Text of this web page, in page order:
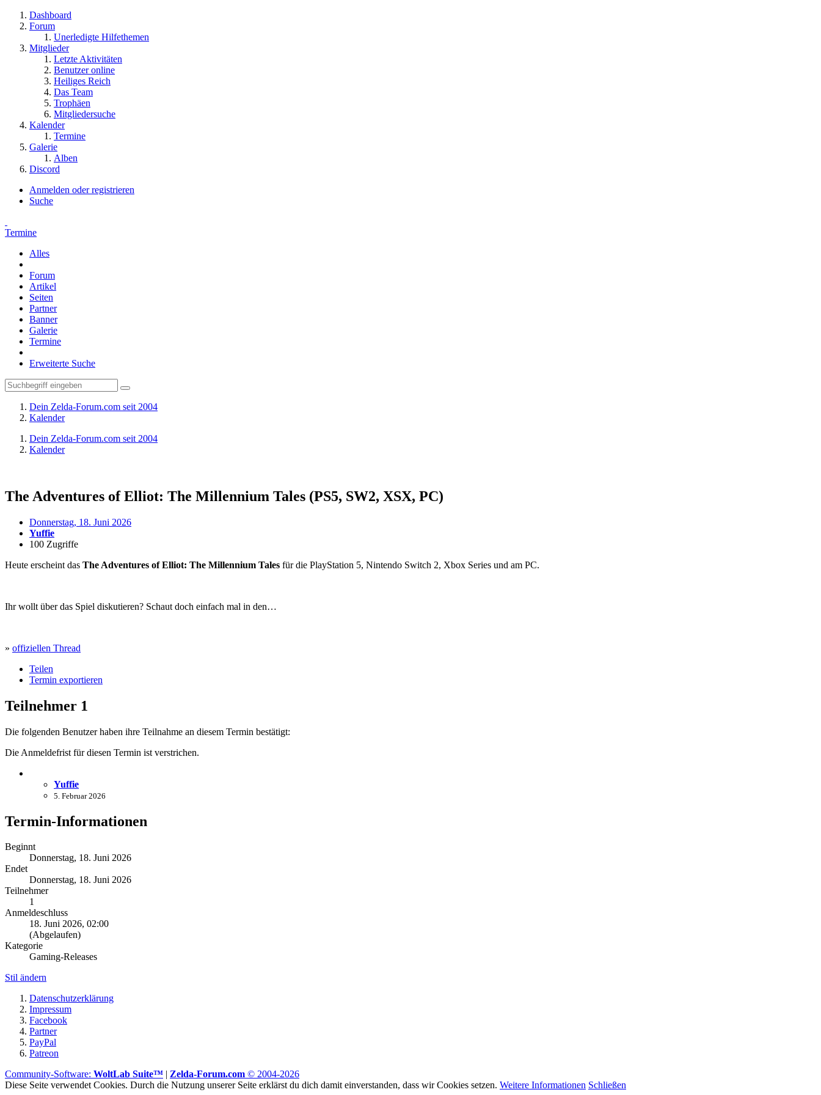
Dashboard
Forum
Unerledigte Hilfethemen
Mitglieder
Letzte Aktivitäten
Benutzer online
Heiliges Reich
Das Team
Trophäen
Mitgliedersuche
Kalender
Termine
Galerie
Alben
Discord
Anmelden oder registrieren
Suche
Termine
Alles
Forum
Artikel
Seiten
Partner
Banner
Galerie
Termine
Erweiterte Suche
Dein Zelda-Forum.com seit 2004
Kalender
Dein Zelda-Forum.com seit 2004
Kalender
The Adventures of Elliot: The Millennium Tales (PS5, SW2, XSX, PC)
Donnerstag, 18. Juni 2026
Yuffie
100 Zugriffe
Heute erscheint das The Adventures of Elliot: The Millennium Tales für die PlayStation 5, Nintendo Switch 2, Xbox Series und am PC.
Ihr wollt über das Spiel diskutieren? Schaut doch einfach mal in den…
» offiziellen Thread
Teilen
Termin exportieren
Teilnehmer 1
Die folgenden Benutzer haben ihre Teilnahme an diesem Termin bestätigt:
Die Anmeldefrist für diesen Termin ist verstrichen.
Yuffie
5. Februar 2026
Termin-Informationen
Beginnt
Donnerstag, 18. Juni 2026
Endet
Donnerstag, 18. Juni 2026
Teilnehmer
1
Anmeldeschluss
18. Juni 2026, 02:00
(Abgelaufen)
Kategorie
Gaming-Releases
Stil ändern
Datenschutzerklärung
Impressum
Facebook
Partner
PayPal
Patreon
Community-Software: WoltLab Suite™ | Zelda-Forum.com © 2004-2026
Diese Seite verwendet Cookies. Durch die Nutzung unserer Seite erklärst du dich damit einverstanden, dass wir Cookies setzen. Weitere Informationen Schließen